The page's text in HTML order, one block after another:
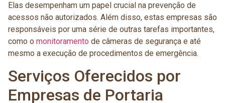
Elas desempenham um papel crucial na prevenção de
acessos não autorizados. Além disso, estas empresas são
responsáveis por uma série de outras tarefas importantes,
como o monitoramento de câmeras de segurança e até
mesmo a execução de procedimentos de emergência.
Serviços Oferecidos por
Empresas de Portaria